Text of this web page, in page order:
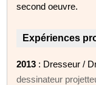
second oeuvre.
Expériences
2013 : Dresseur /
dessinateur